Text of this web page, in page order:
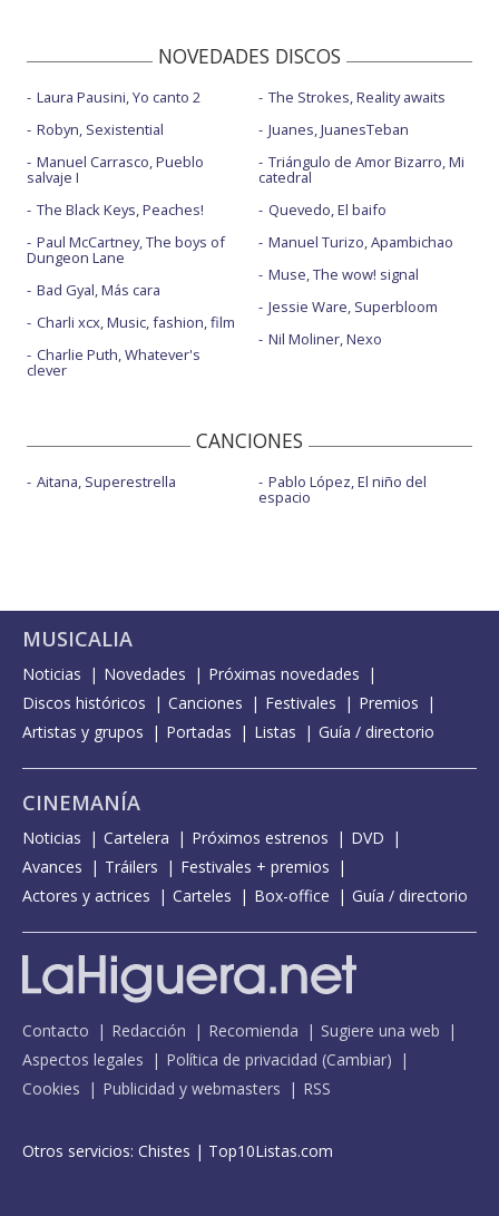
NOVEDADES DISCOS
Laura Pausini, Yo canto 2
Robyn, Sexistential
Manuel Carrasco, Pueblo
salvaje I
The Black Keys, Peaches!
Paul McCartney, The boys of
Dungeon Lane
Bad Gyal, Más cara
Charli xcx, Music, fashion, film
Charlie Puth, Whatever's
clever
The Strokes, Reality awaits
Juanes, JuanesTeban
Triángulo de Amor Bizarro, Mi
catedral
Quevedo, El baifo
Manuel Turizo, Apambichao
Muse, The wow! signal
Jessie Ware, Superbloom
Nil Moliner, Nexo
CANCIONES
Aitana, Superestrella Pablo López, El niño del
espacio
MUSICALIA
Noticias Novedades
Próximas novedades
Discos históricos
Canciones Festivales
Premios
Artistas y grupos
Portadas Listas Guía / directorio
CINEMANÍA
Noticias Cartelera Próximos estrenos
DVD
Avances
Tráilers
Festivales + premios
Actores y actrices
Carteles Box-office Guía / directorio
Contacto Redacción Recomienda
Sugiere una web
Aspectos legales
Política de privacidad (Cambiar)
Cookies
Publicidad y webmasters RSS
Otros servicios: Chistes | Top10Listas.com